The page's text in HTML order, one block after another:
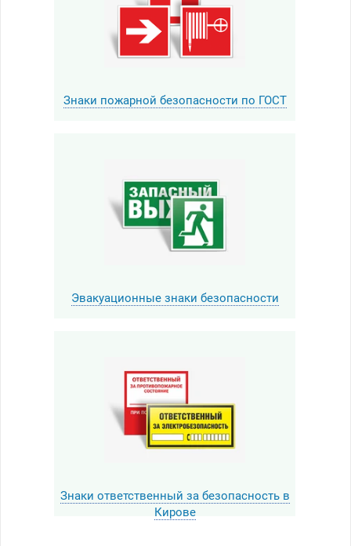
Знаки пожарной безопасности по ГОСТ
Эвакуационные знаки безопасности
Знаки ответственный за безопасность в
Кирове